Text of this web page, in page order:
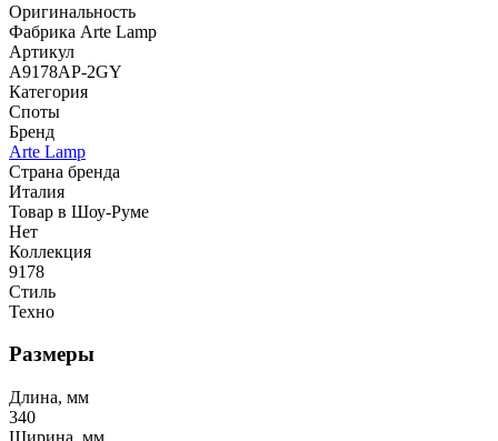
Оригинальность
Фабрика Arte Lamp
Артикул
A9178AP-2GY
Категория
Споты
Бренд
Arte Lamp
Страна бренда
Италия
Товар в Шоу-Руме
Нет
Коллекция
9178
Стиль
Техно
Размеры
Длина, мм
340